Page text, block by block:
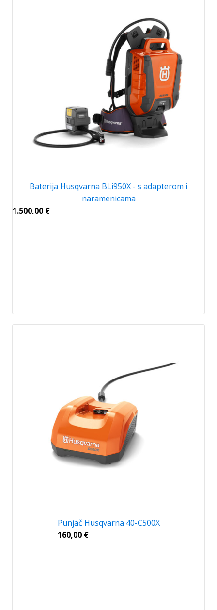
Baterija Husqvarna BLi950X - s adapterom i
naramenicama
1.500,00 €
Punjač Husqvarna 40-C500X
160,00 €